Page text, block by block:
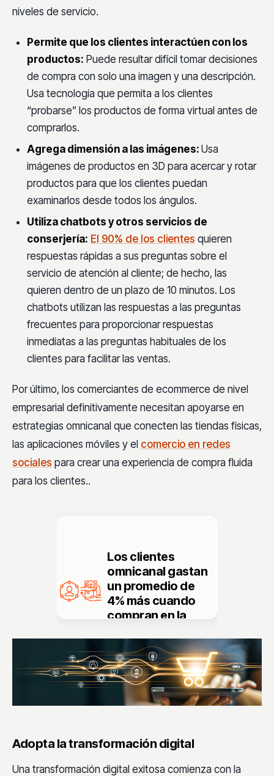
niveles de servicio.
Permite que los clientes interactúen con los
productos: Puede resultar difícil tomar decisiones
de compra con solo una imagen y una descripción.
Usa tecnología que permita a los clientes
“probarse” los productos de forma virtual antes de
comprarlos.
Agrega dimensión a las imágenes: Usa
imágenes de productos en 3D para acercar y rotar
productos para que los clientes puedan
examinarlos desde todos los ángulos.
Utiliza chatbots y otros servicios de
conserjería: El 90% de los clientes quieren
respuestas rápidas a sus preguntas sobre el
servicio de atención al cliente; de hecho, las
quieren dentro de un plazo de 10 minutos. Los
chatbots utilizan las respuestas a las preguntas
frecuentes para proporcionar respuestas
inmediatas a las preguntas habituales de los
clientes para facilitar las ventas.
Por último, los comerciantes de ecommerce de nivel
empresarial definitivamente necesitan apoyarse en
estrategias omnicanal que conecten las tiendas físicas,
las aplicaciones móviles y el comercio en redes
sociales para crear una experiencia de compra fluida
para los clientes..
Los clientes
omnicanal gastan
un promedio de
4% más cuando
compran en la
más en líneaque
aquellos que usan
un solo canal.
Adopta la transformación digital
Una transformación digital exitosa comienza con la